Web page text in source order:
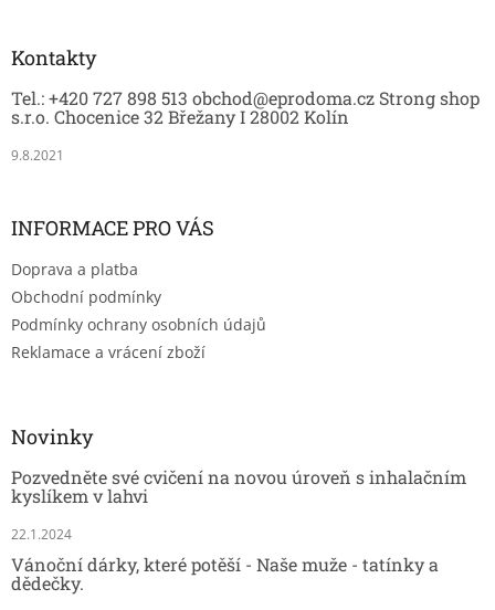
Kontakty
Tel.: +420 727 898 513 obchod@eprodoma.cz Strong shop
s.r.o. Chocenice 32 Břežany I 28002 Kolín
9.8.2021
INFORMACE PRO VÁS
Doprava a platba
Obchodní podmínky
Podmínky ochrany osobních údajů
Reklamace a vrácení zboží
Novinky
Pozvedněte své cvičení na novou úroveň s inhalačním
kyslíkem v lahvi
22.1.2024
Vánoční dárky, které potěší - Naše muže - tatínky a
dědečky.